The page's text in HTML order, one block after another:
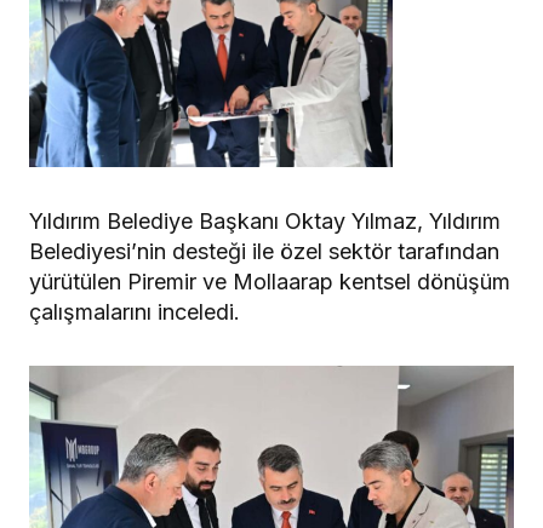
Yıldırım Belediye Başkanı Oktay Yılmaz, Yıldırım
Belediyesi’nin desteği ile özel sektör tarafından
yürütülen Piremir ve Mollaarap kentsel dönüşüm
çalışmalarını inceledi.